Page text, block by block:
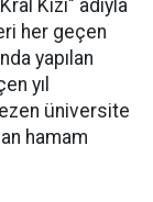
Kızı" adıyla
her geçen
yapılan
yıl
üniversite
hamam